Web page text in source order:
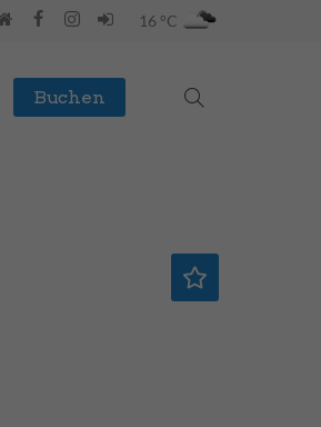
16 °C
Buchen